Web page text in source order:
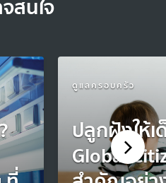
สนใจ
ดูแลครอบครัว
ปลูกฝังให้เ
Global